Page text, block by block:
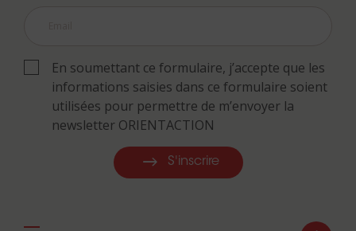
En soumettant ce formulaire, j’accepte que les
informations saisies dans ce formulaire soient
utilisées pour permettre de m’envoyer la
newsletter ORIENTACTION
S'inscrire